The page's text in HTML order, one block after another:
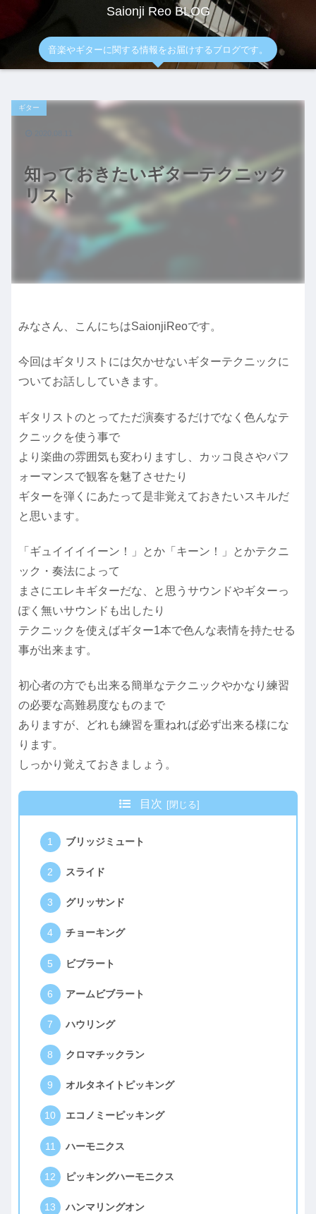
Saionji Reo BLOG
音楽やギターに関する情報をお届けするブログです。
知っておきたいギターテクニック
リスト
ギター
みなさん、こんにちはSaionjiReoです。
今回はギタリストには欠かせないギターテクニックに
ついてお話ししていきます。
ギタリストのとってただ演奏するだけでなく色んなテ
クニックを使う事で
より楽曲の雰囲気も変わりますし、カッコ良さやパフ
ォーマンスで観客を魅了させたり
ギターを弾くにあたって是非覚えておきたいスキルだ
と思います。
「ギュイイイイーン！」とか「キーン！」とかテクニ
ック・奏法によって
まさにエレキギターだな、と思うサウンドやギターっ
ぽく無いサウンドも出したり
テクニックを使えばギター1本で色んな表情を持たせる
事が出来ます。
初心者の方でも出来る簡単なテクニックやかなり練習
の必要な高難易度なものまで
ありますが、どれも練習を重ねれば必ず出来る様にな
ります。
しっかり覚えておきましょう。
目次
ブリッジミュート
スライド
グリッサンド
チョーキング
ビブラート
アームビブラート
ハウリング
クロマチックラン
オルタネイトピッキング
エコノミーピッキング
ハーモニクス
ピッキングハーモニクス
ハンマリングオン